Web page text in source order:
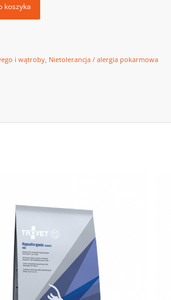
koszyka
i wątroby, Nietolerancja / alergia pokarmowa